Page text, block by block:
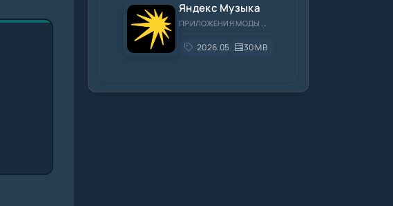
Яндекс Музыка
ПРИЛОЖЕНИЯ МОДЫ МУЗЫКА И АУДИО
2026.05.3 30 MB